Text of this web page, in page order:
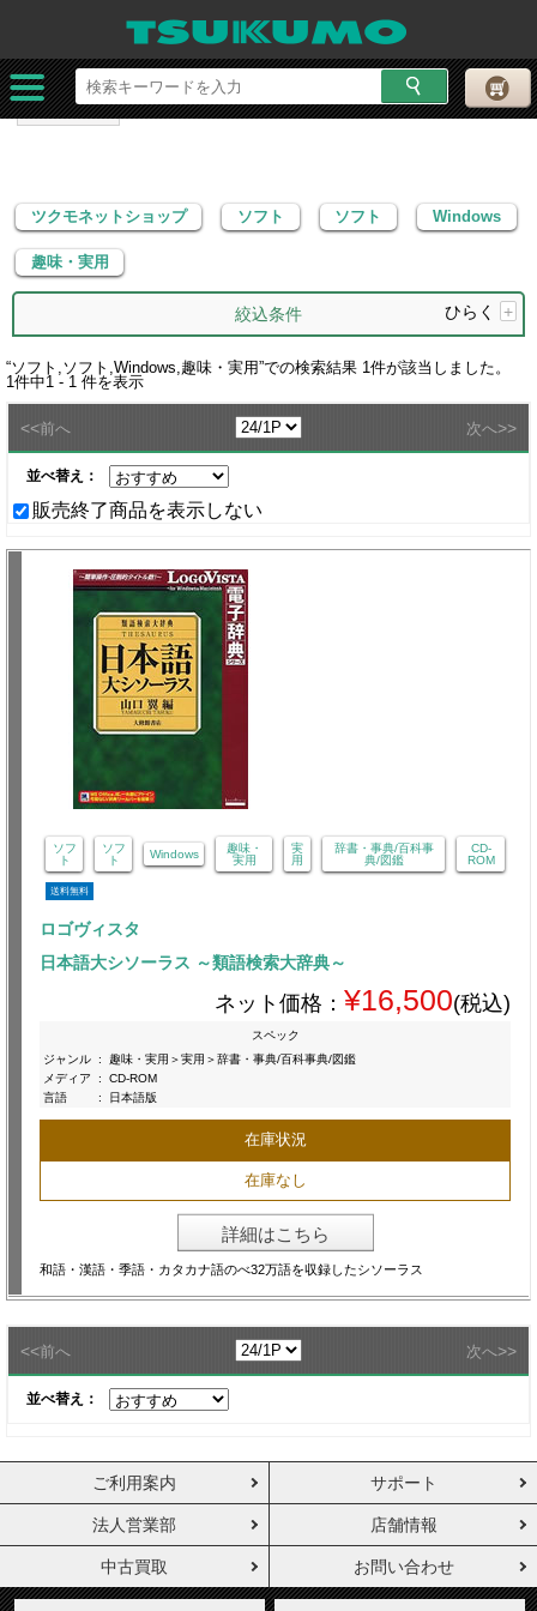
ツクモネットショップ ソフト
Windows
趣味・実用
ツクモネットショップ ソフト ソフト Windows
趣味・実用
絞込条件 ひらく +
“ソフト,ソフト,Windows,趣味・実用”での検索結果 1件が該当しました。
1件中1 - 1 件を表示
<<前へ 次へ>>
並べ替え：
販売終了商品を表示しない
ソフ
ト
ソフ
ト
Windows
趣味・
実用
実
用
辞書・事典/百科事
典/図鑑
CD-
ROM
送料無料
ロゴヴィスタ
日本語大シソーラス ～類語検索大辞典～
ネット価格： ¥16,500(税込)
スペック
ジャンル :
趣味・実用＞実用＞辞書・事典/百科事典/図鑑
メディア
:
CD-ROM
言語
: 日本語版
在庫状況
在庫なし
詳細はこちら
和語・漢語・季語・カタカナ語のべ32万語を収録したシソーラス
<<前へ 次へ>>
並べ替え：
ご利用案内 サポート
法人営業部 店舗情報
中古買取 お問い合わせ